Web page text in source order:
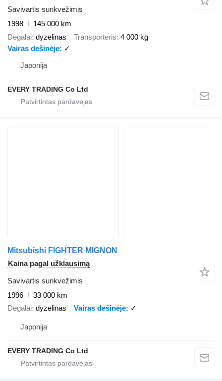
Savivartis sunkvežimis
1998
145 000 km
Degalai dyzelinas Transporteris 4 000 kg
Vairas dešinėje
✓
Japonija
EVERY TRADING Co Ltd
Mitsubishi FIGHTER MIGNON
Kaina pagal užklausimą
Savivartis sunkvežimis
1996
33 000 km
Degalai dyzelinas Vairas dešinėje ✓
Japonija
EVERY TRADING Co Ltd